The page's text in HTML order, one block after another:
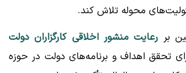
محوله تلاش کند.
بر رعایت منشور اخلاقی کارگزاران دولت
تحقق اهداف و برنامه‌های دولت در حوزه